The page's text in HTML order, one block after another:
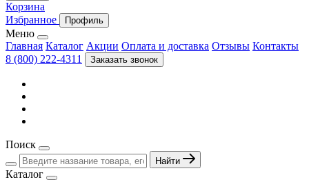
Корзина
Избранное
Профиль
Меню
Главная Каталог Акции Оплата и доставка Отзывы Контакты
8 (800) 222-4311
Заказать звонок
Поиск
Найти
Каталог